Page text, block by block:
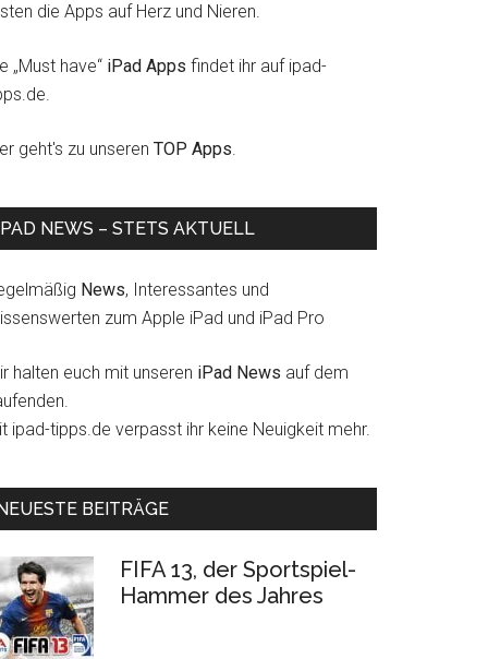
die Apps auf Herz und Nieren.
„Must have“ iPad Apps findet ihr auf ipad-
geht's zu unseren TOP Apps.
NEWS – STETS AKTUELL
News, Interessantes und
zum Apple iPad und iPad Pro
halten euch mit unseren iPad News auf dem
ipad-tipps.de verpasst ihr keine Neuigkeit mehr.
BEITRÄGE
FIFA 13, der Sportspiel-
Hammer des Jahres